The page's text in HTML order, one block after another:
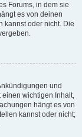
Forums, in dem sie
es von deinen
kannst oder nicht. Die
und
einen wichtigen Inhalt,
hängt es von
kannst oder nicht;